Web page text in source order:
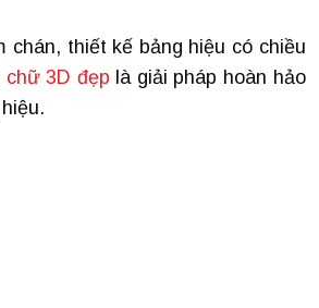
thiết kế bảng hiệu có chiều
chữ 3D đẹp là giải pháp hoàn hảo